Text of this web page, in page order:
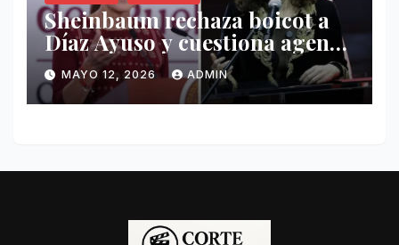
Sheinbaum rechaza boicot a
Díaz Ayuso y cuestiona agenda
de funcionaria española
MAYO 12, 2026 ADMIN